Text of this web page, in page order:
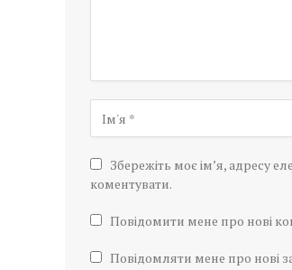
Збережіть моє ім’я, адресу
коментувати.
Повідомити мене про нові
Повідомляти мене про нові